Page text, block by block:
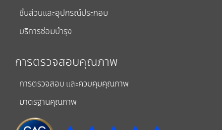
ชิ้นส่วนและอุปกรณ์ประกอบ
บริการซ่อมบำรุง
การตรวจสอบคุณภาพ
การตรวจสอบ และควบคุมคุณภาพ
มาตรฐานคุณภาพ